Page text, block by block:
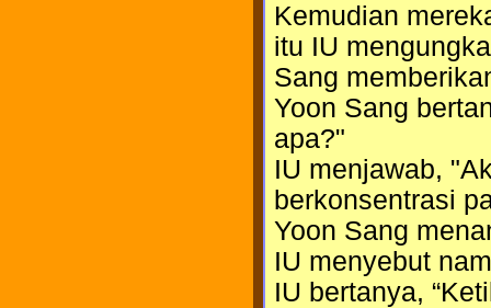
Kemudian
itu IU
Sang
Yoon Sang
apa?"
IU menjawab,
berkonsentrasi
Yoon Sang
IU menyebut
IU bertanya,